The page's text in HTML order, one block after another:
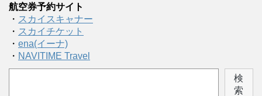
航空券予約サイト
・ スカイスキャナー
・ スカイチケット
・ ena(イーナ)
・ NAVITIME Travel
検
索